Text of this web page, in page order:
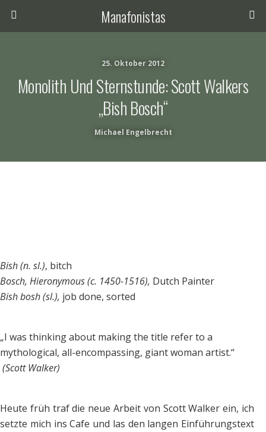
Manafonistas
25. Oktober 2012
Monolith Und Sternstunde: Scott Walkers
„Bish Bosch“
Michael Engelbrecht
Bish (n. sl.), bitch
Bosch, Hieronymous (c. 1450-1516), Dutch Painter
Bish bosh (sl.), job done, sorted
„I was thinking about making the title refer to a
mythological, all-encompassing, giant woman artist.“
(Scott Walker)
Heute früh traf die neue Arbeit von Scott Walker ein, ich
setzte mich ins Cafe und las den langen Einführungstext